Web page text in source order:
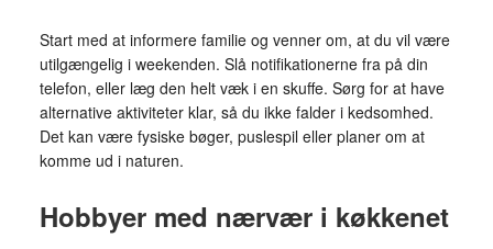
Start med at informere familie og venner om, at du vil være
utilgængelig i weekenden. Slå notifikationerne fra på din
telefon, eller læg den helt væk i en skuffe. Sørg for at have
alternative aktiviteter klar, så du ikke falder i kedsomhed.
Det kan være fysiske bøger, puslespil eller planer om at
komme ud i naturen.
Hobbyer med nærvær i køkkenet